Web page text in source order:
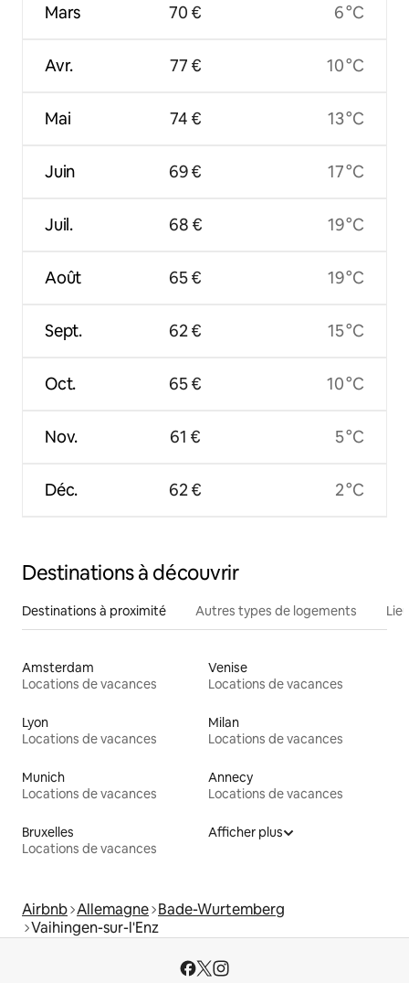
Mars
Avr.
Mai
Juin
Juil.
Août
Sept.
Oct.
Nov.
Déc.
70 €
77 €
74 €
69 €
68 €
65 €
62 €
65 €
61 €
62 €
6 °C
10 °C
13 °C
17 °C
19 °C
19 °C
15 °C
10 °C
5 °C
2 °C
Destinations à découvrir
Destinations à proximité Autres types de logements
Amsterdam
Locations de vacances
Venise
Locations de vacances
Lyon
Locations de vacances
Milan
Locations de vacances
Munich
Locations de vacances
Annecy
Locations de vacances
Bruxelles
Locations de vacances
Afficher plus
Airbnb Allemagne Bade-Wurtemberg
Vaihingen-sur-l'Enz